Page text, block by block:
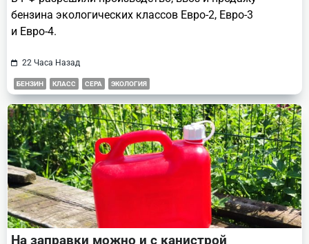
бензина экологических классов Евро-2, Евро-3
и Евро-4.
22 Часа Назад
БЕНЗИН КЛАСС СЕРА ЭКОЛОГИЯ
На заправки можно и с канистрой